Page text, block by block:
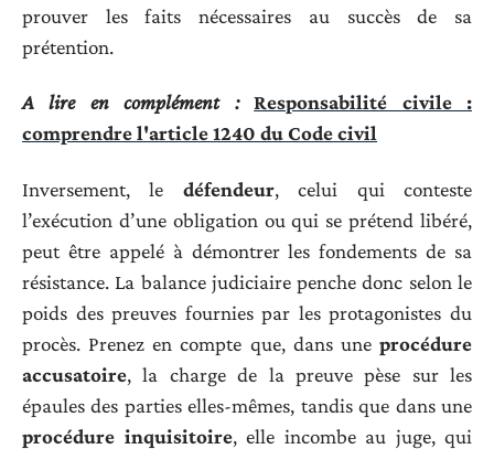
prouver les faits nécessaires au succès de sa
prétention.
A lire en complément :
Responsabilité civile :
comprendre l'article 1240 du Code civil
Inversement, le défendeur, celui qui conteste
l’exécution d’une obligation ou qui se prétend libéré,
peut être appelé à démontrer les fondements de sa
résistance. La balance judiciaire penche donc selon le
poids des preuves fournies par les protagonistes du
procès. Prenez en compte que, dans une procédure
accusatoire, la charge de la preuve pèse sur les
épaules des parties elles-mêmes, tandis que dans une
procédure inquisitoire, elle incombe au juge, qui